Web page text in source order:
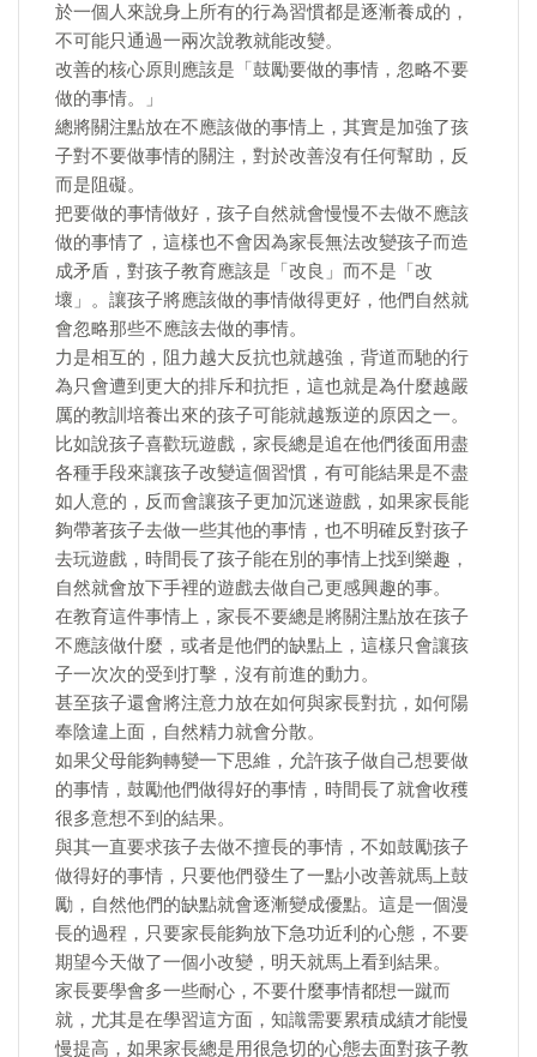
於一個人來說身上所有的行為習慣都是逐漸養成的，
不可能只通過一兩次說教就能改變。
改善的核心原則應該是「鼓勵要做的事情，忽略不要
做的事情。」
總將關注點放在不應該做的事情上，其實是加強了孩
子對不要做事情的關注，對於改善沒有任何幫助，反
而是阻礙。
把要做的事情做好，孩子自然就會慢慢不去做不應該
做的事情了，這樣也不會因為家長無法改變孩子而造
成矛盾，對孩子教育應該是「改良」而不是「改
壞」。讓孩子將應該做的事情做得更好，他們自然就
會忽略那些不應該去做的事情。
力是相互的，阻力越大反抗也就越強，背道而馳的行
為只會遭到更大的排斥和抗拒，這也就是為什麼越嚴
厲的教訓培養出來的孩子可能就越叛逆的原因之一。
比如說孩子喜歡玩遊戲，家長總是追在他們後面用盡
各種手段來讓孩子改變這個習慣，有可能結果是不盡
如人意的，反而會讓孩子更加沉迷遊戲，如果家長能
夠帶著孩子去做一些其他的事情，也不明確反對孩子
去玩遊戲，時間長了孩子能在別的事情上找到樂趣，
自然就會放下手裡的遊戲去做自己更感興趣的事。
在教育這件事情上，家長不要總是將關注點放在孩子
不應該做什麼，或者是他們的缺點上，這樣只會讓孩
子一次次的受到打擊，沒有前進的動力。
甚至孩子還會將注意力放在如何與家長對抗，如何陽
奉陰違上面，自然精力就會分散。
如果父母能夠轉變一下思維，允許孩子做自己想要做
的事情，鼓勵他們做得好的事情，時間長了就會收穫
很多意想不到的結果。
與其一直要求孩子去做不擅長的事情，不如鼓勵孩子
做得好的事情，只要他們發生了一點小改善就馬上鼓
勵，自然他們的缺點就會逐漸變成優點。這是一個漫
長的過程，只要家長能夠放下急功近利的心態，不要
期望今天做了一個小改變，明天就馬上看到結果。
家長要學會多一些耐心，不要什麼事情都想一蹴而
就，尤其是在學習這方面，知識需要累積成績才能慢
慢提高，如果家長總是用很急切的心態去面對孩子教